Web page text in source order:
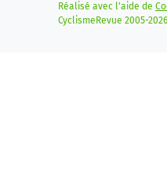
Réalisé avec l'aide de
CyclismeRevue 2005-